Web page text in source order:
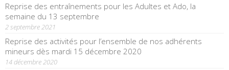
Reprise des entraînements pour les Adultes et Ado, la
semaine du 13 septembre
2 septembre 2021
Reprise des activités pour l’ensemble de nos adhérents
mineurs dès mardi 15 décembre 2020
14 décembre 2020